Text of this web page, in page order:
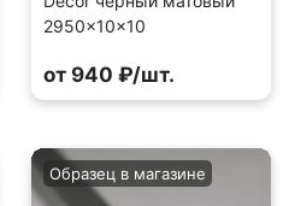
2950×10×10
от 940 ₽/шт.
Образец в магазине